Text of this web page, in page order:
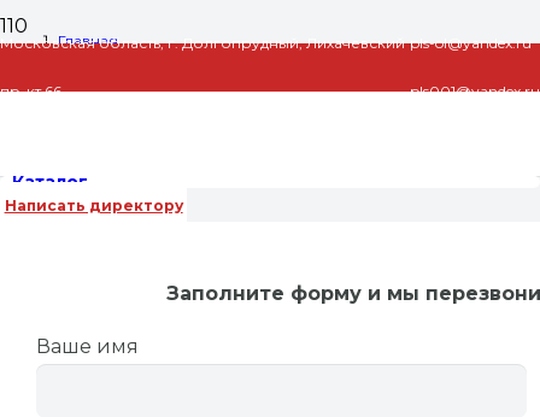
Московская область, г. Долгопрудный, Лихачевский
пр-кт 66
pls-ol@yandex.ru
pls001@yandex.ru
Каталог
Написать директору
Заполните форму и мы
Ваше имя
Главная
Гидрострелка с коллектором на шесть контуров